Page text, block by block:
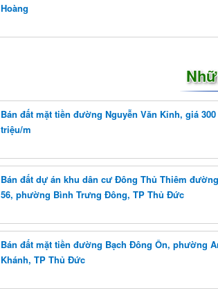
Hoàng
Bán đất mặt tiền đường Nguyễn Văn Kỉnh, giá 300
triệu/m
Bán đất dự án khu dân cư Đông Thủ Thiêm
56, phường Bình Trưng Đông, TP Thủ Đức
Bán đất mặt tiền đường Bạch Đông Ôn, phường
Khánh, TP Thủ Đức